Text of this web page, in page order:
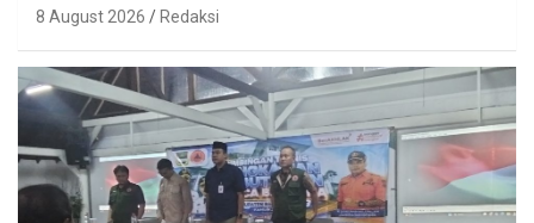
8 August 2026 Redaksi